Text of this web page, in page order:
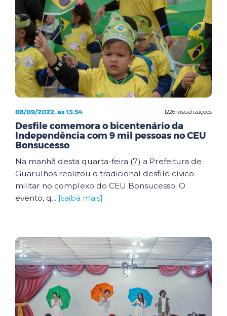
1226 visualizações
08/09/2022, às 13:54
Desfile comemora o bicentenário da
Independência com 9 mil pessoas no CEU
Bonsucesso
Na manhã desta quarta-feira (7) a Prefeitura de
Guarulhos realizou o tradicional desfile cívico-
militar no complexo do CEU Bonsucesso. O
evento, q... [saiba mais]